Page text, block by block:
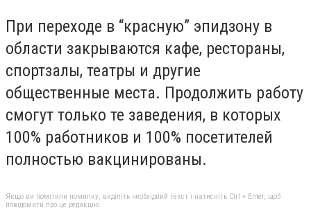
При переходе в “красную” эпидзону в
области закрываются кафе, рестораны,
спортзалы, театры и другие
общественные места. Продолжить работу
смогут только те заведения, в которых
100% работников и 100% посетителей
полностью вакцинированы.
Якщо ви помітили помилку, виділіть необхідний текст і натисніть Ctrl + Enter, щоб
повідомити про це редакцію